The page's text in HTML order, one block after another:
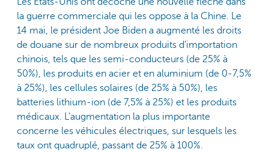
la guerre commerciale qui les oppose à la Chine. Le
14 mai, le président Joe Biden a augmenté les droits
de douane sur de nombreux produits d’importation
chinois, tels que les semi-conducteurs (de 25% à
50%), les produits en acier et en aluminium (de 0-7,5%
à 25%), les cellules solaires (de 25% à 50%), les
batteries lithium-ion (de 7,5% à 25%) et les produits
médicaux. L'augmentation la plus importante
concerne les véhicules électriques, sur lesquels les
taux ont quadruplé, passant de 25% à 100%.